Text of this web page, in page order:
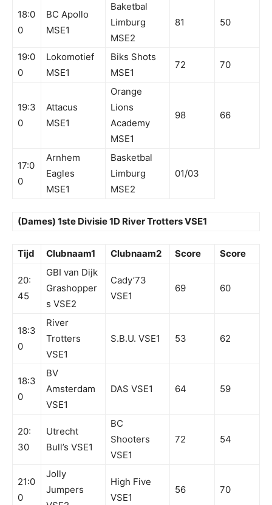
18:0
0
BC Apollo
MSE1
Baketbal
Limburg
MSE2
81 50
19:0
0
Lokomotief
MSE1
Biks Shots
MSE1
72 70
19:3
0
Attacus
MSE1
Orange
Lions
Academy
MSE1
98 66
17:0
0
Arnhem
Eagles
MSE1
Basketbal
Limburg
MSE2
01/03
(Dames) 1ste Divisie 1D River Trotters VSE1
Tijd Clubnaam1 Clubnaam2 Score Score
20:
45
GBI van Dijk
Grashopper
s VSE2
Cady’73
VSE1
69 60
18:3
0
River
Trotters
VSE1
S.B.U. VSE1 53 62
18:3
0
BV
Amsterdam
VSE1
DAS VSE1 64 59
20:
30
Utrecht
Bull’s VSE1
BC
Shooters
VSE1
72 54
21:0
0
Jolly
Jumpers
High Five
VSE1
56 70